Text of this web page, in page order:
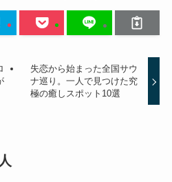
失恋から始まった全国サウ
ナ巡り。一人で見つけた究
極の癒しスポット10選